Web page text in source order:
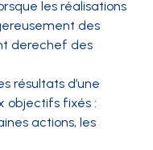
les réalisations
des
derechef des
résultats d’une
objectifs fixés :
actions, les